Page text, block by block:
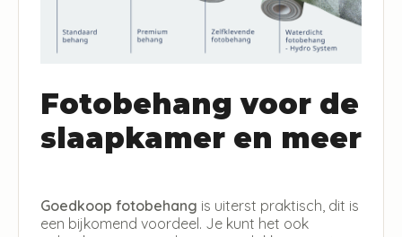
Fotobehang voor de
slaapkamer en meer
Goedkoop fotobehang is uiterst praktisch, dit is
een bijkomend voordeel. Je kunt het ook